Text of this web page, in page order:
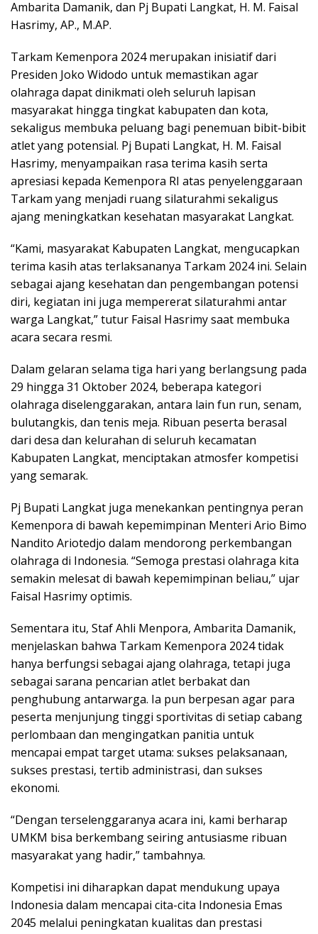
Ambarita Damanik, dan Pj Bupati Langkat, H. M. Faisal
Hasrimy, AP., M.AP.
Tarkam Kemenpora 2024 merupakan inisiatif dari
Presiden Joko Widodo untuk memastikan agar
olahraga dapat dinikmati oleh seluruh lapisan
masyarakat hingga tingkat kabupaten dan kota,
sekaligus membuka peluang bagi penemuan bibit-bibit
atlet yang potensial. Pj Bupati Langkat, H. M. Faisal
Hasrimy, menyampaikan rasa terima kasih serta
apresiasi kepada Kemenpora RI atas penyelenggaraan
Tarkam yang menjadi ruang silaturahmi sekaligus
ajang meningkatkan kesehatan masyarakat Langkat.
“Kami, masyarakat Kabupaten Langkat, mengucapkan
terima kasih atas terlaksananya Tarkam 2024 ini. Selain
sebagai ajang kesehatan dan pengembangan potensi
diri, kegiatan ini juga mempererat silaturahmi antar
warga Langkat,” tutur Faisal Hasrimy saat membuka
acara secara resmi.
Dalam gelaran selama tiga hari yang berlangsung pada
29 hingga 31 Oktober 2024, beberapa kategori
olahraga diselenggarakan, antara lain fun run, senam,
bulutangkis, dan tenis meja. Ribuan peserta berasal
dari desa dan kelurahan di seluruh kecamatan
Kabupaten Langkat, menciptakan atmosfer kompetisi
yang semarak.
Pj Bupati Langkat juga menekankan pentingnya peran
Kemenpora di bawah kepemimpinan Menteri Ario Bimo
Nandito Ariotedjo dalam mendorong perkembangan
olahraga di Indonesia. “Semoga prestasi olahraga kita
semakin melesat di bawah kepemimpinan beliau,” ujar
Faisal Hasrimy optimis.
Sementara itu, Staf Ahli Menpora, Ambarita Damanik,
menjelaskan bahwa Tarkam Kemenpora 2024 tidak
hanya berfungsi sebagai ajang olahraga, tetapi juga
sebagai sarana pencarian atlet berbakat dan
penghubung antarwarga. Ia pun berpesan agar para
peserta menjunjung tinggi sportivitas di setiap cabang
perlombaan dan mengingatkan panitia untuk
mencapai empat target utama: sukses pelaksanaan,
sukses prestasi, tertib administrasi, dan sukses
ekonomi.
“Dengan terselenggaranya acara ini, kami berharap
UMKM bisa berkembang seiring antusiasme ribuan
masyarakat yang hadir,” tambahnya.
Kompetisi ini diharapkan dapat mendukung upaya
Indonesia dalam mencapai cita-cita Indonesia Emas
2045 melalui peningkatan kualitas dan prestasi